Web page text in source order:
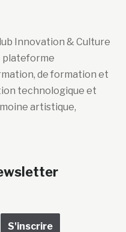
Innovation & Culture
plateforme
de formation et
technologique et
artistique,